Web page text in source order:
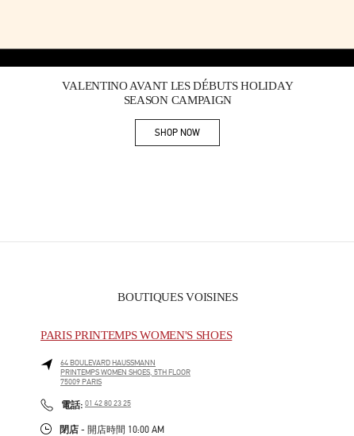
Link Opens in New Tab
VALENTINO AVANT LES DÉBUTS HOLIDAY
SEASON CAMPAIGN
SHOP NOWLink Opens in New Tab
BOUTIQUES VOISINES
PARIS PRINTEMPS WOMEN'S SHOES
64 BOULEVARD HAUSSMANN
PRINTEMPS WOMEN SHOES, 5TH FLOOR
75009PARIS
電話: PHONE
01 42 80 23 25
閉店 - 開店時間 10:00 AM